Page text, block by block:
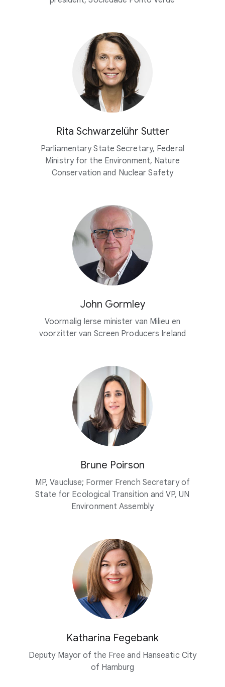
Rita Schwarzelühr Sutter
Parliamentary State Secretary, Federal
Ministry for the Environment, Nature
Conservation and Nuclear Safety
John Gormley
Voormalig Ierse minister van Milieu en
voorzitter van Screen Producers Ireland
Brune Poirson
MP, Vaucluse; Former French Secretary of
State for Ecological Transition and VP, UN
Environment Assembly
Katharina Fegebank
Deputy Mayor of the Free and Hanseatic City
of Hamburg